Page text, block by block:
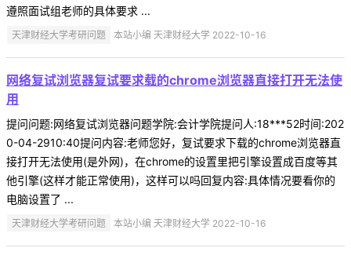
遵照面试组老师的具体要求 ...
天津财经大学考研问题 本站小编 天津财经大学 2022-10-16
网络复试浏览器复试要求载的chrome浏览器直接打开无法使
用
提问问题:网络复试浏览器问题学院:会计学院提问人:18***52时间:202
0-04-2910:40提问内容:老师您好，复试要求下载的chrome浏览器直
接打开无法使用(是外网)，在chrome的设置里把引擎设置成百度等其
他引擎(这样才能正常使用)，这样可以吗回复内容:具体情况要看你的
电脑设置了 ...
天津财经大学考研问题 本站小编 天津财经大学 2022-10-16